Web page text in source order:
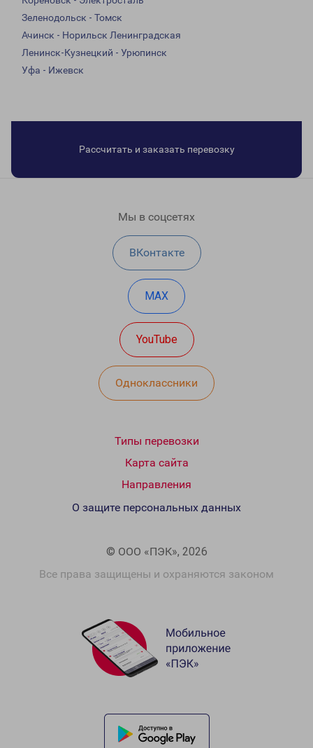
Зеленодольск - Томск
Ачинск - Норильск Ленинградская
Ленинск-Кузнецкий - Урюпинск
Уфа - Ижевск
Рассчитать и заказать перевозку
Мы в соцсетях
ВКонтакте
MAX
YouTube
Одноклассники
Типы перевозки
Карта сайта
Направления
© ООО «ПЭК», 2026
Все права защищены и охраняются законом
О защите персональных данных